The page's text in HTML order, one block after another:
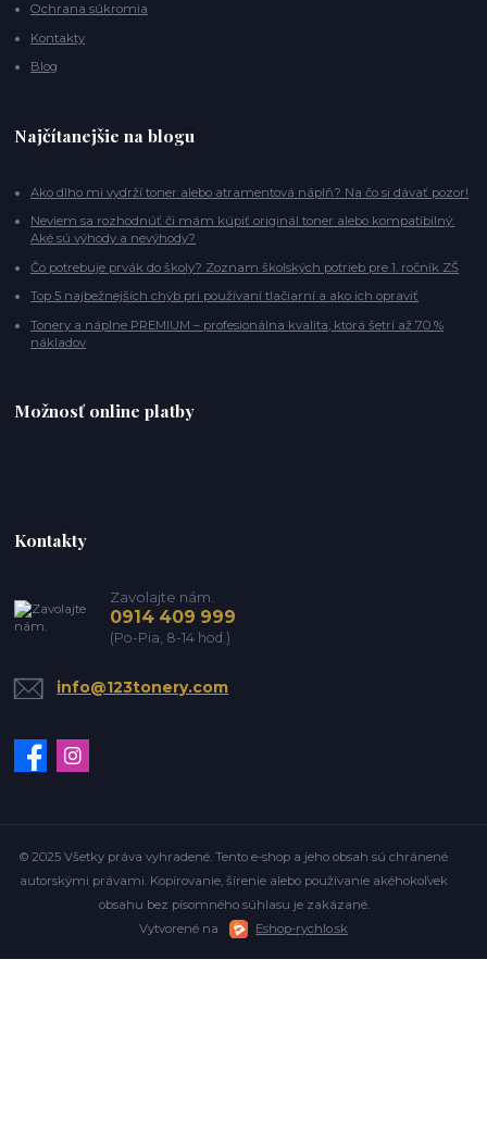
Ochrana súkromia
Kontakty
Blog
Najčítanejšie na blogu
Ako dlho mi vydrží toner alebo atramentová náplň? Na čo si dávať pozor!
Neviem sa rozhodnúť či mám kúpiť originál toner alebo kompatibilný:
Aké sú výhody a nevýhody?
Čo potrebuje prvák do školy? Zoznam školských potrieb pre 1. ročník ZŠ
Top 5 najbežnejších chýb pri používaní tlačiarní a ako ich opraviť
Tonery a náplne PREMIUM – profesionálna kvalita, ktorá šetrí až 70 %
nákladov
Možnosť online platby
Kontakty
Zavolajte nám.
0914 409 999
(Po-Pia, 8-14 hod.)
info@123tonery.com
© 2025 Všetky práva vyhradené. Tento e-shop a jeho obsah sú chránené
autorskými právami. Kopírovanie, šírenie alebo používanie akéhokoľvek
obsahu bez písomného súhlasu je zakázané.
Vytvorené na
Eshop-rychlo.sk